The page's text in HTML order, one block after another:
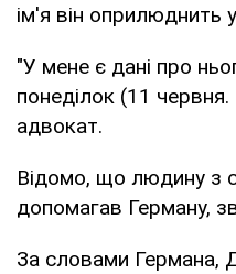
ім'я він оприлюднить
"У мене є дані про
понеділок (11
адвокат.
Відомо, що людину з
допомагав Герману,
За словами Германа,